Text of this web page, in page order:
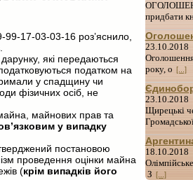
99-17-03-03-16 роз’яснило,
які передаються
податком на
у спадщину чи
фізичних осіб, не
майнових прав та
у випадку
постановою
проведення оцінки майна
(крім випадків його
придбати
23.10.2018
року, о [...]
23.10.2018
Щирецькі
18.10.2018
З [...]